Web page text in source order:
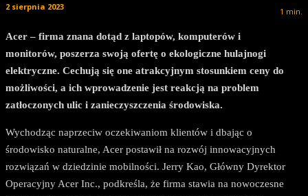
1 min.
2 sierpnia 2023
Acer – firma znana dotąd z laptopów, komputerów i
monitorów, poszerza swoją ofertę o ekologiczne hulajnogi
elektryczne. Cechują się one atrakcyjnym stosunkiem ceny do
możliwości, a ich wprowadzenie jest reakcją na problem
zatłoczonych ulic i zanieczyszczenia środowiska.
Wychodząc naprzeciw oczekiwaniom klientów i dbając o
środowisko naturalne, Acer postawił na rozwój innowacyjnych
rozwiązań w dziedzinie mobilności. Jerry Kao, Główny Dyrektor
Operacyjny Acer Inc., podkreśla, że firma stawia na nowoczesne